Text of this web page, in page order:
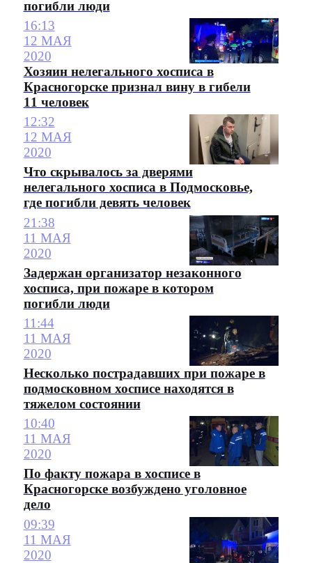
погибли люди
16:13
12 МАЯ
2020
Хозяин нелегального хосписа в
Красногорске признал вину в гибели
11 человек
12:32
12 МАЯ
2020
Что скрывалось за дверями
нелегального хосписа в Подмосковье,
где погибли девять человек
21:38
11 МАЯ
2020
Задержан организатор незаконного
хосписа, при пожаре в котором
погибли люди
11:44
11 МАЯ
2020
Несколько пострадавших при пожаре в
подмосковном хосписе находятся в
тяжелом состоянии
10:40
11 МАЯ
2020
По факту пожара в хосписе в
Красногорске возбуждено уголовное
дело
09:39
11 МАЯ
2020